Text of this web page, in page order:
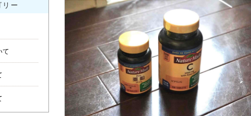
リー
て